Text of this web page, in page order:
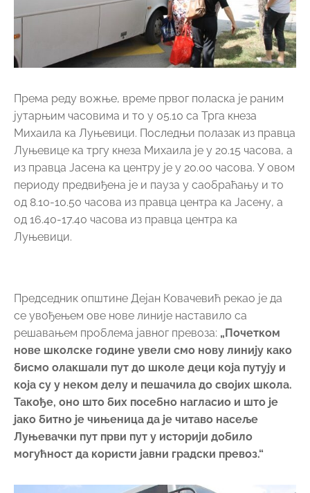
Према реду вожње, време првог поласка је раним
јутарњим часовима и то у 05.10 са Трга кнеза
Михаила ка Луњевици. Последњи полазак из правца
Луњевице ка тргу кнеза Михаила је у 20.15 часова, а
из правца Јасена ка центру је у 20.00 часова. У овом
периоду предвиђена је и пауза у саобраћању и то
од 8.10-10.50 часова из правца центра ка Јасену, а
од 16.40-17.40 часова из правца центра ка
Луњевици.
Председник општине Дејан Ковачевић рекао је да
се увођењем ове нове линије наставило са
решавањем проблема јавног превоза: „Почетком
нове школске године увели смо нову линију како
бисмо олакшали пут до школе деци која путују и
која су у неком делу и пешачила до својих школа.
Такође, оно што бих посебно нагласио и што је
јако битно је чињеница да је читаво насеље
Луњевачки пут први пут у историји добило
могућност да користи јавни градски превоз.“